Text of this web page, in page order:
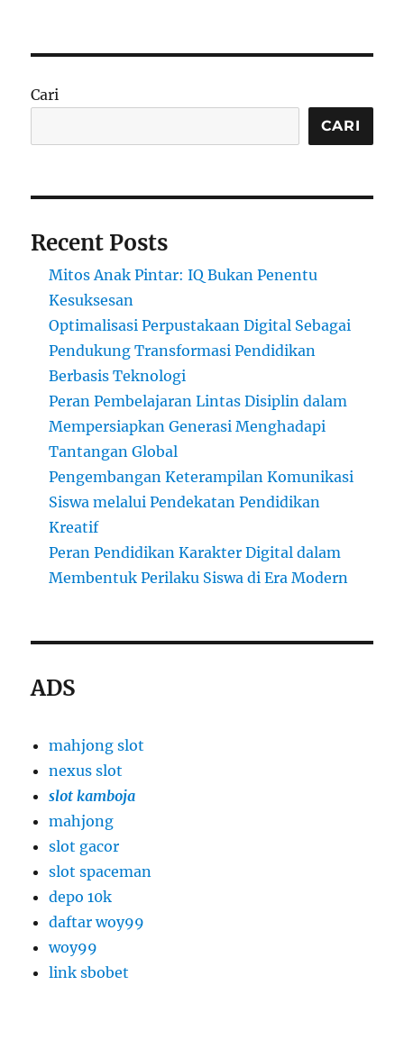
Cari
CARI
Recent Posts
Mitos Anak Pintar: IQ Bukan Penentu
Kesuksesan
Optimalisasi Perpustakaan Digital Sebagai
Pendukung Transformasi Pendidikan
Berbasis Teknologi
Peran Pembelajaran Lintas Disiplin dalam
Mempersiapkan Generasi Menghadapi
Tantangan Global
Pengembangan Keterampilan Komunikasi
Siswa melalui Pendekatan Pendidikan
Kreatif
Peran Pendidikan Karakter Digital dalam
Membentuk Perilaku Siswa di Era Modern
ADS
mahjong slot
nexus slot
slot kamboja
mahjong
slot gacor
slot spaceman
depo 10k
daftar woy99
woy99
link sbobet